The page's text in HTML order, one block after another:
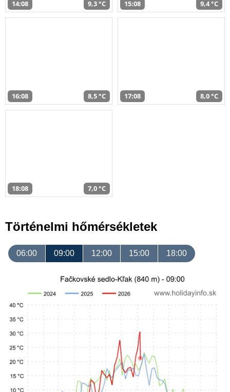
14:08 9,3 °C 15:08 9,4 °C
16:08 8,5 °C 17:08 8,0 °C
18:08 7,0 °C
Történelmi hőmérsékletek
06:00 09:00 12:00 15:00 18:00